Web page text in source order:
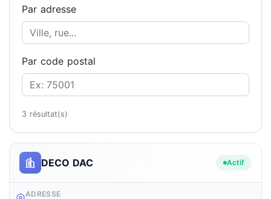
DECO DAC Actif
ADRESSE
Par adresse
Par code postal
3 résultat(s)